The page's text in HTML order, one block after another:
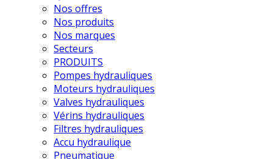
Nos offres
Nos produits
Nos marques
Secteurs
PRODUITS
Pompes hydrauliques
Moteurs hydrauliques
Valves hydrauliques
Vérins hydrauliques
Filtres hydrauliques
Accu hydraulique
Pneumatique